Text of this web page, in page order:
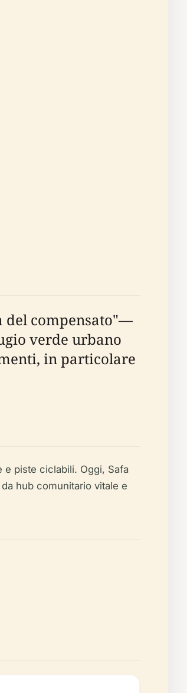
del compensato"—
verde urbano
in particolare
e piste ciclabili. Oggi, Safa
hub comunitario vitale e